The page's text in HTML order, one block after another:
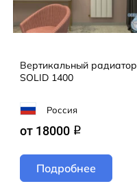
Вертикальный радиатор
SOLID 1400
Россия
от 18000 q
Подробнее